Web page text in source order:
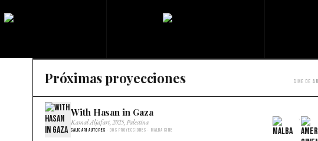
Próximas proyecciones Cine de
With Hasan in Gaza
Kamal Aljafari, 2025, Palestina
Caligari Autores · Dos proyecciones · Malba Cine
×